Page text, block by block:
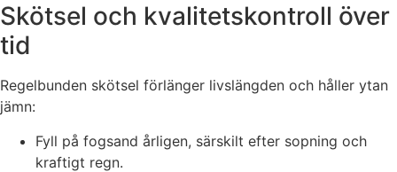
Skötsel och kvalitetskontroll över
tid
Regelbunden skötsel förlänger livslängden och håller ytan
jämn:
Fyll på fogsand årligen, särskilt efter sopning och
kraftigt regn.